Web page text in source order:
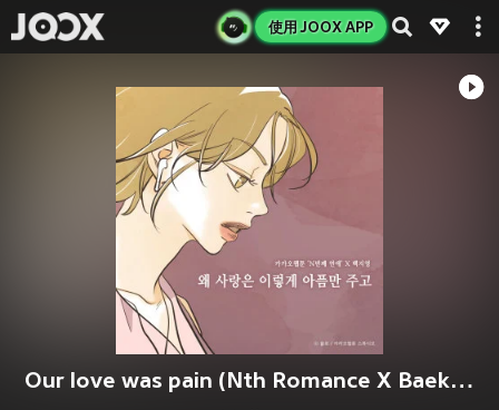
使用 JOOX APP
Our love was pain (Nth Romance X Baek Z Young)